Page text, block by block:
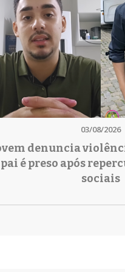
03/08/2026
denuncia
pai é preso após
sociais